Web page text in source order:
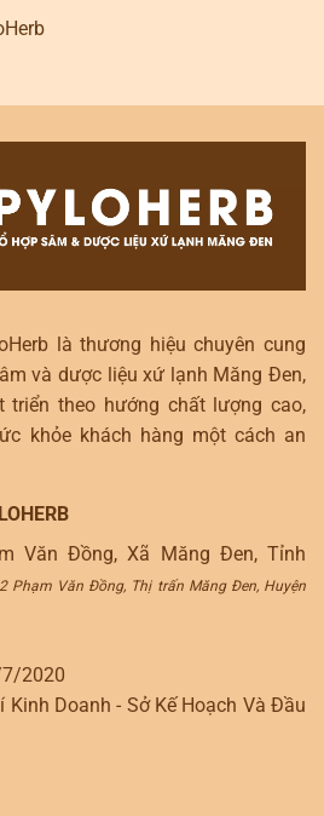
là thương hiệu chuyên cung
và dược liệu xứ lạnh Măng Đen,
triển theo hướng chất lượng cao,
khỏe khách hàng một cách an
Văn Đồng, Xã Măng Đen, Tỉnh
Phạm Văn Đồng, Thị trấn Măng Đen, Huyện
7/2020
Doanh - Sở Kế Hoạch Và Đầu